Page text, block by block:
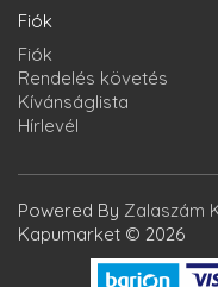
Fiók
Fiók
Rendelés követés
Kívánságlista
Hírlevél
Powered By Zalaszám
Kapumarket © 2026